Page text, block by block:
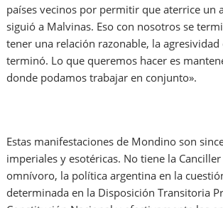
países vecinos por permitir que aterrice un
siguió a Malvinas. Eso con nosotros se
tener una relación razonable, la
terminó. Lo que queremos hacer es
donde podamos trabajar en conjunto».
Estas manifestaciones de Mondino son
imperiales y esotéricas. No tiene la
omnívoro, la política argentina en la
determinada en la Disposición Transitoria